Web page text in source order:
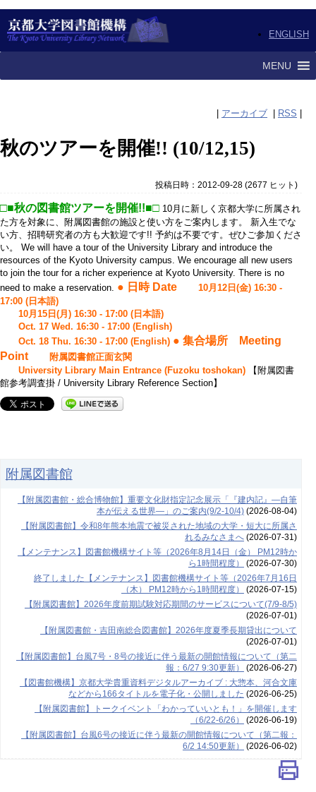
ENGLISH
MENU
アーカイブ RSS
秋のツアーを開催!! (10/12,15)
投稿日時：2012-09-28(2677 ヒット )
□■秋の図書館ツアーを開催!!■□ 10月に新しく京都大学に所属され
た方を対象に、附属図書館の施設と使い方をご案内します。 新入生でな
い方、招聘研究者の方も大歓迎です!! 予約は不要です。ぜひご参加くださ
い。 We will have a tour of the University Library and introduce the
resources of the Kyoto University campus. We encourage all new users
to join the tour for a richer experience at Kyoto University. There is no
need to make a reservation. ● 日時 Date
10月12日(金) 16:30 -
17:00 (日本語)
10月15日(月) 16:30 - 17:00 (日本語)
Oct. 17 Wed. 16:30 - 17:00 (English)
Oct. 18 Thu. 16:30 - 17:00 (English) ● 集合場所 Meeting
Point
附属図書館正面玄関
University Library Main Entrance (Fuzoku toshokan) 【附属図書
館参考調査掛 / University Library Reference Section】
附属図書館
【附属図書館・総合博物館】重要文化財指定記念展示「『建内記』―自筆
本が伝える世界―」のご案内(9/2-10/4)(2026-08-04)
【附属図書館】令和8年熊本地震で被災された地域の大学・短大に所属さ
れるみなさまへ(2026-07-31)
【メンテナンス】図書館機構サイト等（2026年8月14日（金） PM12時か
ら1時間程度）
(2026-07-30)
終了しました【メンテナンス】図書館機構サイト等（2026年7月16日
（木） PM12時から1時間程度）
(2026-07-15)
【附属図書館】2026年度前期試験対応期間のサービスについて(7/9-8/5)
(2026-07-01)
【附属図書館・吉田南総合図書館】2026年度夏季長期貸出について
(2026-07-01)
【附属図書館】台風7号・8号の接近に伴う最新の開館情報について（第二
報：6/27 9:30更新）
(2026-06-27)
【図書館機構】京都大学貴重資料デジタルアーカイブ : 大惣本、河合文庫
などから166タイトルを電子化・公開しました (2026-06-25)
【附属図書館】トークイベント「わかっていいとも！」を開催します
（6/22-6/26）
(2026-06-19)
【附属図書館】台風6号の接近に伴う最新の開館情報について（第二報：
6/2 14:50更新）
(2026-06-02)